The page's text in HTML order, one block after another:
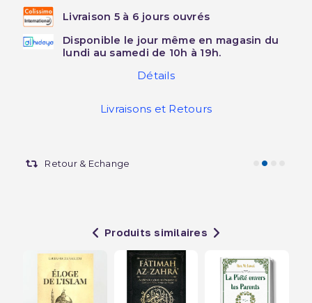
Livraison 5 à 6 jours ouvrés
Disponible le jour même en magasin du
lundi au samedi de 10h à 19h.
Détails
Livraisons et Retours
Retour & Echange
Produits similaires